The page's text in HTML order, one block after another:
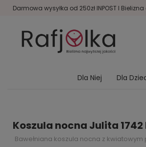
Darmowa wysyłka od 250zł INPOST I
Dla Niej Dla
Koszula nocna Julita
Bawełniana koszula nocna z